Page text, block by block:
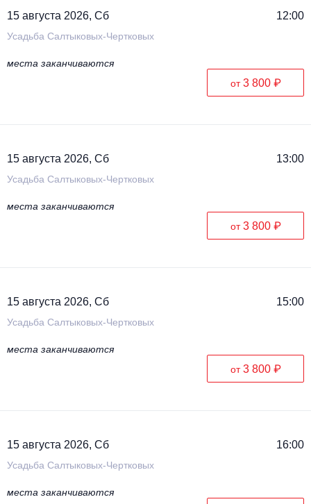
15 августа 2026, Сб 12:00
Усадьба Салтыковых-Чертковых
места заканчиваются
от3 800 ₽
15 августа 2026, Сб 13:00
Усадьба Салтыковых-Чертковых
места заканчиваются
от3 800 ₽
15 августа 2026, Сб 15:00
Усадьба Салтыковых-Чертковых
места заканчиваются
от3 800 ₽
15 августа 2026, Сб 16:00
Усадьба Салтыковых-Чертковых
места заканчиваются